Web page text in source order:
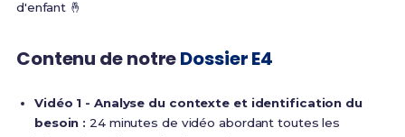
d'enfant 🤞
Contenu de notreDossier E4
Vidéo 1 - Analyse du contexte et identification du
besoin : 24 minutes de vidéo abordant toutes les